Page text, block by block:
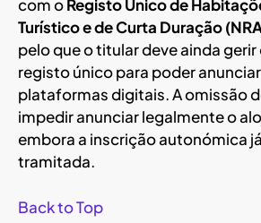
com oRegisto Único de
Turístico e de Curta Duração
pelo que o titular deve ainda
registo único para poder
plataformas digitais. A omissão
impedir anunciar legalmente o
embora a inscrição autonómica
tramitada.
Back to Top